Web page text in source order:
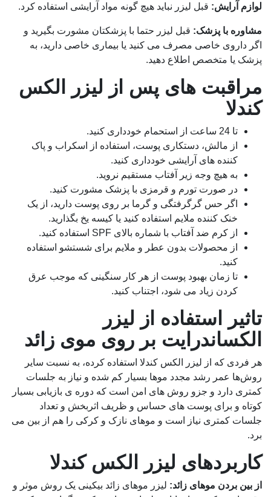
لوازم آرایش: قبل لیزر نباید هیچ گونه مواد آرایشی استفاده کرد.
مشاوره با پزشک: قبل لیزر حتما با پزشکتان مشورت بگیرید و
اگر داروی خاصی مصرف می کنید یا بیماری خاصی دارید، به
پزشک یا متخصص اطلاع دهید.
مراقبت های پس از لیزر الکس
کندلا
تا 24 ساعت از استحمام خودداری کنید.
از مالش، دستکاری پوست، استفاده از اسکراب و پاک
کننده های آرایشی خودداری کنید.
به هیچ وجه زیر آفتاب مستقیم نروید.
در صورت تورم و قرمزی با پزشک مشورت کنید.
اگر حس گرگرفتگی و گرما بر روی پوست دارید، از یک
خنک کننده ملایم استفاده کنید یا کیسه یخ بگذارید.
از کرم ضد آفتاب با شماره بالای SPF استفاده کنید.
از محصولات بدون عطر و ملایم برای شستشو استفاده
کنید.
تا زمان بهبود پوست از هر کار سنگینی که موجب عرق
کردن زیاد می شود، اجتناب کنید.
تاثیر استفاده از لیزر
الکساندرایت بر روی موی زائد
هر فردی که از لیزر الکس کندلا استفاده کرده، به نسبت سایر
روش‌ها عمر رشد مجدد موها بسیار کم شده و نیاز به جلسات
کمتری دارد و جزو روش های امن است که دوره ی بازیابی بسیار
کوتاه و برای پوست های حساس و ظریف اثربخش و تعداد
جلسات کمتری نیاز است و موهای نازک و کرکی را هم از بین می
برد.
کاربردهای لیزر الکس کندلا
از بین بردن موهای زائد: لیزر موهای زائد بیکینی یک روش موثر و